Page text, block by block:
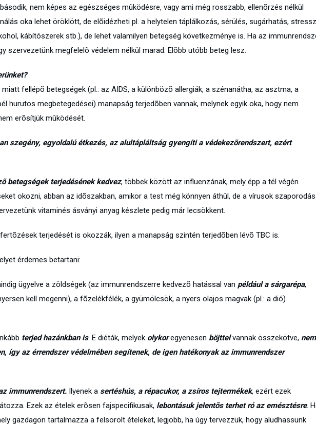
nem képes az egészséges mûködésre, vagy ami még rosszabb, ellenõrzés nélkül
oka lehet öröklött, de elõidézheti pl. a helytelen táplálkozás, sérülés, sugárhatás,
kábítószerek stb.), de lehet valamilyen betegség következménye is. Ha az
szervezetünk megfelelõ védelem nélkül marad. Elõbb utóbb beteg lesz.
fellépõ betegségek (pl.: az AIDS, a különbözõ allergiák, a szénanátha, az asztma, a
hurutos megbetegedései) manapság terjedõben vannak, melynek egyik oka, hogy nem
erõsítjük mûködését.
szegény, egyoldalú étkezés, az alultápláltság gyengíti a védekezõrendszert, ezért
betegségek terjedésének kedvez, többek között az influenzának, mely épp a tél végén
okozni, abban az idõszakban, amikor a test még könnyen áthûl, de a vírusok
vitaminés ásványi anyag készlete pedig már lecsökkent.
terjedését is okozzák, ilyen a manapság szintén terjedõben lévõ TBC is.
érdemes betartani:
ügyelve a zöldségek (az immunrendszerre kedvezõ hatással van például a sárgarépa,
kell megenni), a fõzelékfélék, a gyümölcsök, a nyers olajos magvak (pl.: a dió)
terjed hazánkban is. E diéták, melyek olykoregyenesen böjttelvannak összekötve, nem
így az érrendszer védelmében segítenek, de igen hatékonyak az immunrendszer
immunrendszert. Ilyenek a sertéshús, a répacukor, a zsíros tejtermékek, ezért ezek
Ezek az ételek erõsen fajspecifikusak, lebontásuk jelentõs terhet ró az emésztésre.
gazdagon tartalmazza a felsorolt ételeket, legjobb, ha úgy tervezzük, hogy aludhassunk